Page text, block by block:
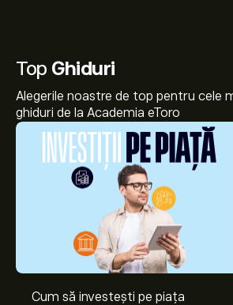
Top Ghiduri
Alegerile noastre de top pentru cele
ghiduri de la Academia eToro
Cum să investești pe piața